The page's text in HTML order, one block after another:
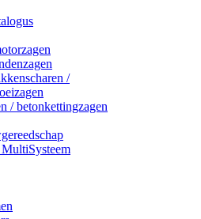
/
/ betonkettingzagen